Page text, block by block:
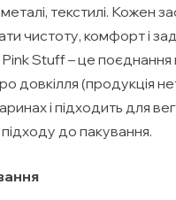
металі, текстилі. Кожен
чистоту, комфорт і
Stuff – це поєднання
довкілля (продукція
і підходить для
до пакування.